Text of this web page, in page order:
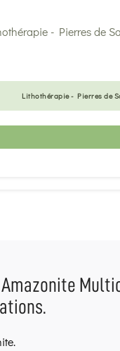
Lithothérapie - Pierres de